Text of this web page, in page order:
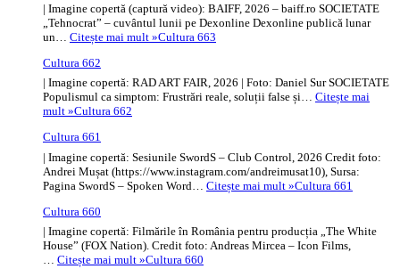
| Imagine copertă (captură video): BAIFF, 2026 – baiff.ro SOCIETATE
„Tehnocrat” – cuvântul lunii pe Dexonline Dexonline publică lunar
un… Citește mai mult »Cultura 663
Cultura 662
| Imagine copertă: RAD ART FAIR, 2026 | Foto: Daniel Sur SOCIETATE
Populismul ca simptom: Frustrări reale, soluții false și… Citește mai
mult »Cultura 662
Cultura 661
| Imagine copertă: Sesiunile SwordS – Club Control, 2026 Credit foto:
Andrei Mușat (https://www.instagram.com/andreimusat10), Sursa:
Pagina SwordS – Spoken Word… Citește mai mult »Cultura 661
Cultura 660
| Imagine copertă: Filmările în România pentru producția „The White
House” (FOX Nation). Credit foto: Andreas Mircea – Icon Films,
… Citește mai mult »Cultura 660